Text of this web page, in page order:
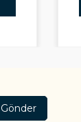
Gönder